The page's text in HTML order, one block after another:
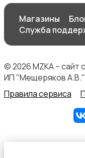
Магазины
Служба
© 2026 MZKA – сайт
ИП "Мещеряков А.В."
Правила сервиса